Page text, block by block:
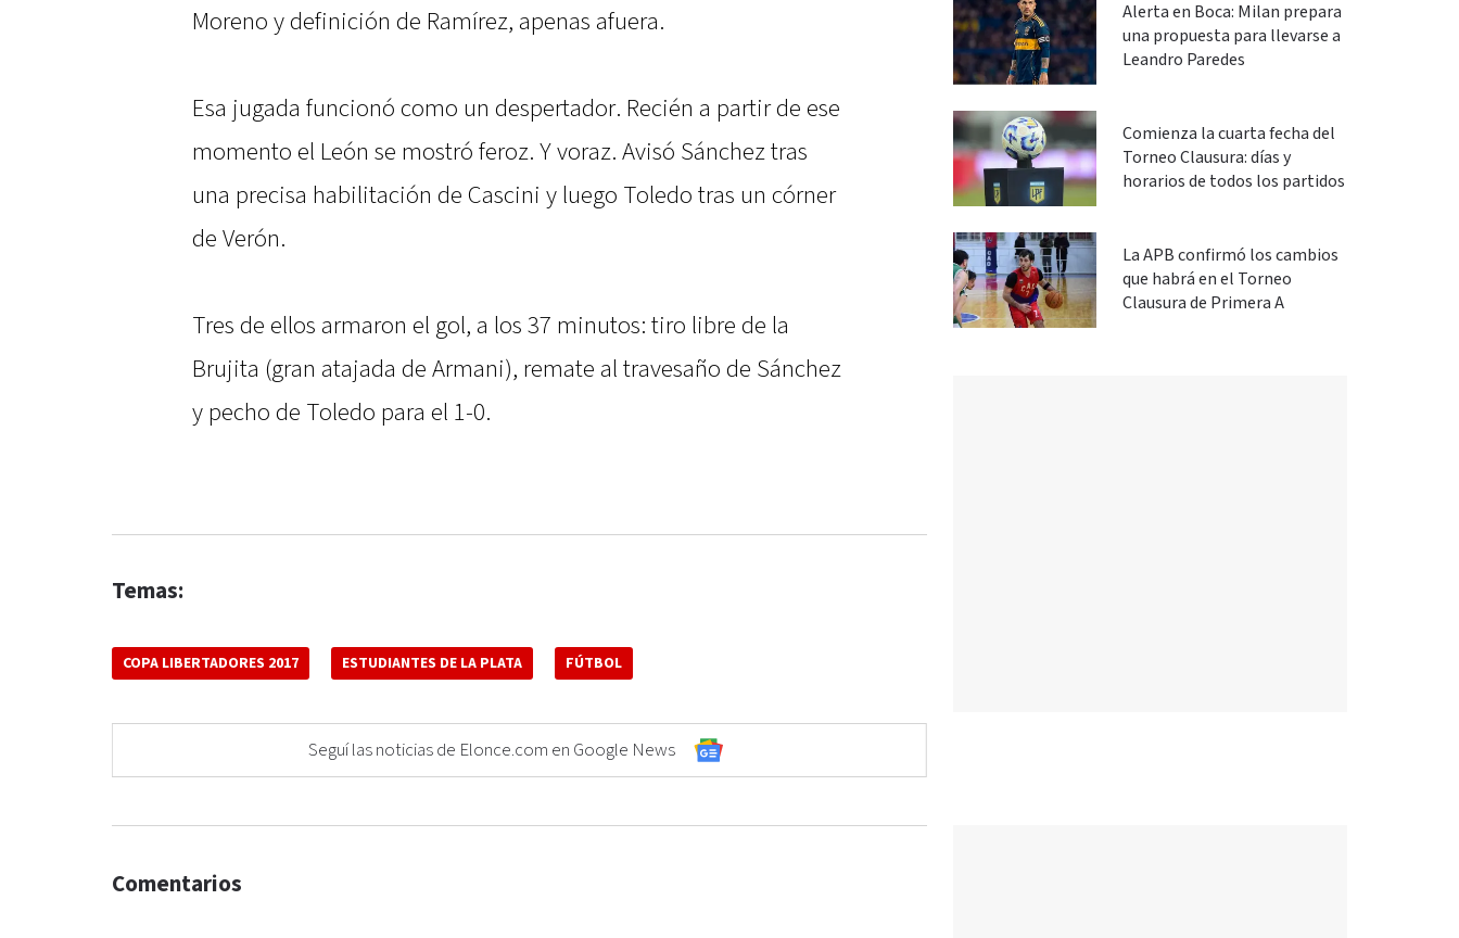
Moreno y definición de Ramírez, apenas afuera.
Esa jugada funcionó como un despertador. Recién a partir de ese
momento el León se mostró feroz. Y voraz. Avisó Sánchez tras
una precisa habilitación de Cascini y luego Toledo tras un córner
de Verón.
Tres de ellos armaron el gol, a los 37 minutos: tiro libre de la
Brujita (gran atajada de Armani), remate al travesaño de Sánchez
y pecho de Toledo para el 1-0.
Temas:
COPA LIBERTADORES 2017 ESTUDIANTES DE LA PLATA FÚTBOL
Seguí las noticias de Elonce.com en Google News
Alerta en Boca: Milan prepara
una propuesta para llevarse a
Leandro Paredes
Comienza la cuarta fecha del
Torneo Clausura: días y
horarios de todos los partidos
La APB confirmó los cambios
que habrá en el Torneo
Clausura de Primera A
Comentarios